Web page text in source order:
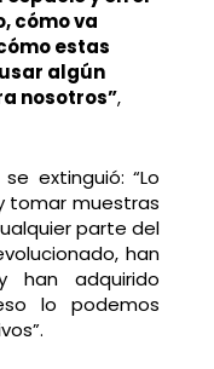
cómo va
estas
algún
nosotros”,
extinguió: “Lo
tomar muestras
parte del
han
han adquirido
lo podemos